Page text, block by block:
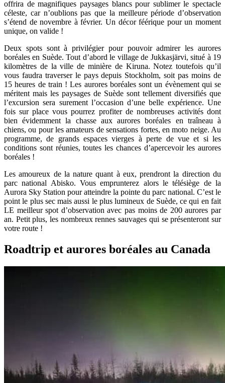
offrira de magnifiques paysages blancs pour sublimer le spectacle
céleste, car n’oublions pas que la meilleure période d’observation
s’étend de novembre à février. Un décor féérique pour un moment
unique, on valide !
Deux spots sont à privilégier pour pouvoir admirer les aurores
boréales en Suède. Tout d’abord le village de Jukkasjärvi, situé à 19
kilomètres de la ville de minière de Kiruna. Notez toutefois qu’il
vous faudra traverser le pays depuis Stockholm, soit pas moins de
15 heures de train ! Les aurores boréales sont un évènement qui se
méritent mais les paysages de Suède sont tellement diversifiés que
l’excursion sera surement l’occasion d’une belle expérience. Une
fois sur place vous pourrez profiter de nombreuses activités dont
bien évidemment la chasse aux aurores boréales en traîneau à
chiens, ou pour les amateurs de sensations fortes, en moto neige. Au
programme, de grands espaces vierges à perte de vue et si les
conditions sont réunies, toutes les chances d’apercevoir les aurores
boréales !
Les amoureux de la nature quant à eux, prendront la direction du
parc national Abisko. Vous emprunterez alors le télésiège de la
Aurora Sky Station pour atteindre la pointe du parc national. C’est le
point le plus sec mais aussi le plus lumineux de Suède, ce qui en fait
LE meilleur spot d’observation avec pas moins de 200 aurores par
an. Petit plus, les nombreux rennes sauvages qui se présenteront sur
votre route !
Roadtrip et aurores boréales au Canada